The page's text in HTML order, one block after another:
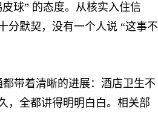
球” 的态度。从核实入住信
分默契，没有一个人说 “这事不
带着清晰的进展：酒店卫生不
，全都讲得明明白白。相关部